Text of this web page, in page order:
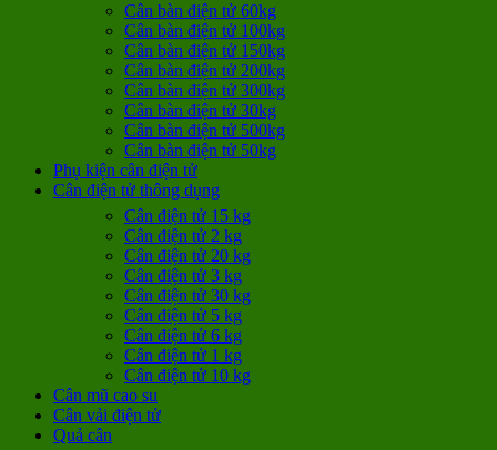
Cân bàn điện tử 60kg
Cân bàn điện tử 100kg
Cân bàn điện tử 150kg
Cân bàn điện tử 200kg
Cân bàn điện tử 300kg
Cân bàn điện tử 30kg
Cân bàn điện tử 500kg
Cân bàn điện tử 50kg
Phụ kiện cân điện tử
Cân điện tử thông dụng
Cân điện tử 15 kg
Cân điện tử 2 kg
Cân điện tử 20 kg
Cân điện tử 3 kg
Cân điện tử 30 kg
Cân điện tử 5 kg
Cân điện tử 6 kg
Cân điện tử 1 kg
Cân điện tử 10 kg
Cân mũ cao su
Cân vải điện tử
Quả cân